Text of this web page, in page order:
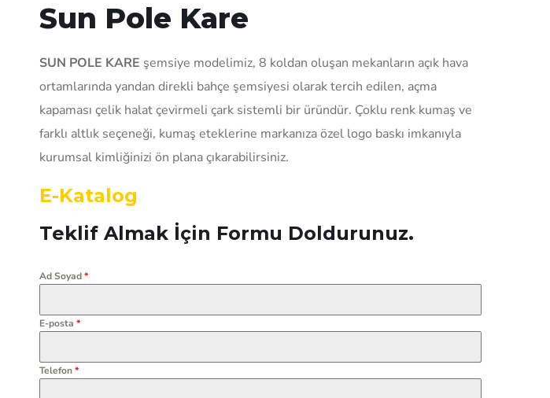
Sun Pole Kare
SUN POLE KARE şemsiye modelimiz, 8 koldan oluşan mekanların açık hava
ortamlarında yandan direkli bahçe şemsiyesi olarak tercih edilen, açma
kapaması çelik halat çevirmeli çark sistemli bir üründür. Çoklu renk kumaş ve
farklı altlık seçeneği, kumaş eteklerine markanıza özel logo baskı imkanıyla
kurumsal kimliğinizi ön plana çıkarabilirsiniz.
E-Katalog
Teklif Almak İçin Formu Doldurunuz.
Ad Soyad*
E-posta*
Telefon*